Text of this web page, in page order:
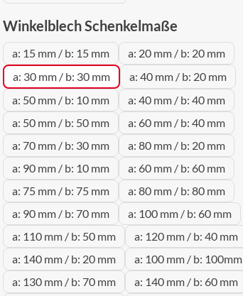
Winkelblech Schenkelmaßeauswählen
a: 15 mm / b: 15 mm
a: 20 mm / b: 20 mm
a: 30 mm / b: 30 mm
a: 40 mm / b: 20 mm
a: 50 mm / b: 10 mm
a: 40 mm / b: 40 mm
a: 50 mm / b: 50 mm
a: 60 mm / b: 40 mm
a: 70 mm / b: 30 mm
a: 80 mm / b: 20 mm
a: 90 mm / b: 10 mm
a: 60 mm / b: 60 mm
a: 75 mm / b: 75 mm
a: 80 mm / b: 80 mm
a: 90 mm / b: 70 mm
a: 100 mm / b: 60 mm
a: 110 mm / b: 50 mm
a: 120 mm / b: 40 mm
a: 140 mm / b: 20 mm
a: 100 mm / b: 100mm
a: 130 mm / b: 70 mm
a: 140 mm / b: 60 mm